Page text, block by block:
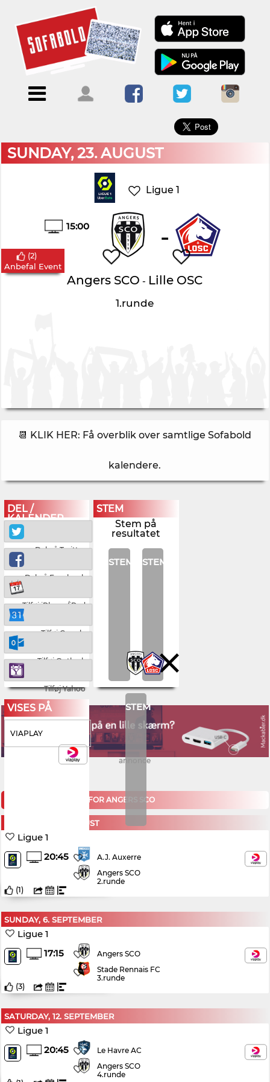
Menu
ForsideKalendere
Blogs
Om
Sofabold
Kontakt
bruger
Log
ind
×
SUNDAY, 23. AUGUST
Ligue 1
15:00 -
Angers SCO - Lille OSC
1.runde
(2)
Anbefal Event
📆 KLIK HER: Få overblik over samtlige Sofabold
kalendere.
DEL /
KALENDER
Del på Twitter
Del på Facebook
Tilføj iPhone/iPad
Tilføj Google
Tilføj Outlook
Tilføj Yahoo
STEM
Stem på
resultatet
STEM STEM
STEM
VISES PÅ
VIAPLAY
annonce
KOMMENDE KAMPE FOR ANGERS SCO
SATURDAY, 29. AUGUST
Ligue 1
20:45
A.J. Auxerre
Angers SCO
2.runde
(1)
SUNDAY, 6. SEPTEMBER
Ligue 1
17:15
Angers SCO
Stade Rennais FC
3.runde
(3)
SATURDAY, 12. SEPTEMBER
Ligue 1
20:45
Le Havre AC
Angers SCO
4.runde